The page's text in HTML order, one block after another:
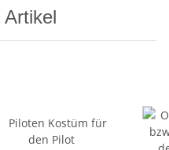
Artikel